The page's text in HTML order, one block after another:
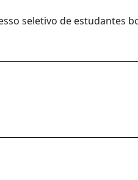
seletivo de estudantes